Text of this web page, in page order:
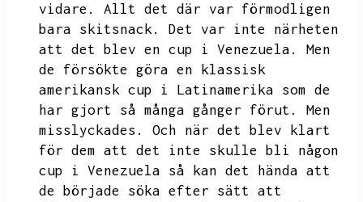
vidare.
Allt det där var förmodligen
bara skitsnack.
Det var inte närheten
att det blev en cup i Venezuela.
Men
de försökte göra en klassisk
amerikansk cup i Latinamerika som de
har gjort så många gånger förut.
Men
misslyckades.
Och när det blev klart
för dem att det inte skulle bli någon
cup i Venezuela så kan det hända att
de började söka efter sätt att